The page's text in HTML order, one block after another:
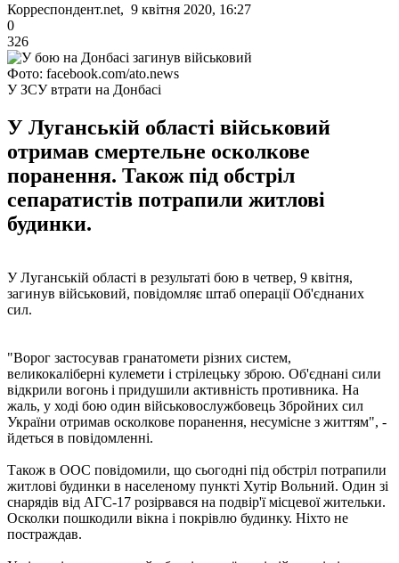
Корреспондент.net, 9 квітня 2020, 16:27
0
326
Фото: facebook.com/ato.news
У ЗСУ втрати на Донбасі
У Луганській області військовий
отримав смертельне осколкове
поранення. Також під обстріл
сепаратистів потрапили житлові
будинки.
У Луганській області в результаті бою в четвер, 9 квітня,
загинув військовий, повідомляє штаб операції Об'єднаних
сил.
"Ворог застосував гранатомети різних систем,
великокаліберні кулемети і стрілецьку зброю. Об'єднані сили
відкрили вогонь і придушили активність противника. На
жаль, у ході бою один військовослужбовець Збройних сил
України отримав осколкове поранення, несумісне з життям", -
йдеться в повідомленні.
Також в ООС повідомили, що сьогодні під обстріл потрапили
житлові будинки в населеному пункті Хутір Вольний. Один зі
снарядів від АГС-17 розірвався на подвір'ї місцевої жительки.
Осколки пошкодили вікна і покрівлю будинку. Ніхто не
постраждав.